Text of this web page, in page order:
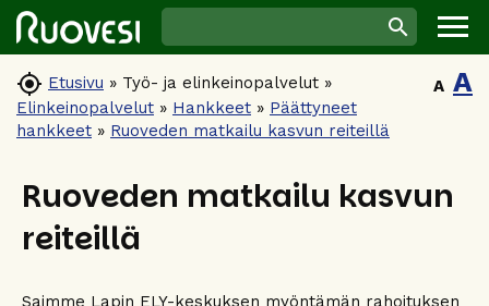
 Etusivu » Työ- ja elinkeinopalvelut »
Elinkeinopalvelut » Hankkeet » Päättyneet
hankkeet » Ruoveden matkailu kasvun reiteillä
A A
Ruoveden matkailu kasvun
reiteillä
Saimme Lapin ELY-keskuksen myöntämän rahoituksen